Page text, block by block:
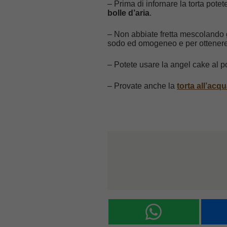
– Prima di infornare la torta
bolle d’aria.
– Non abbiate fretta
sodo ed omogeneo e per
– Potete usare la angel cake al
– Provate anche la torta